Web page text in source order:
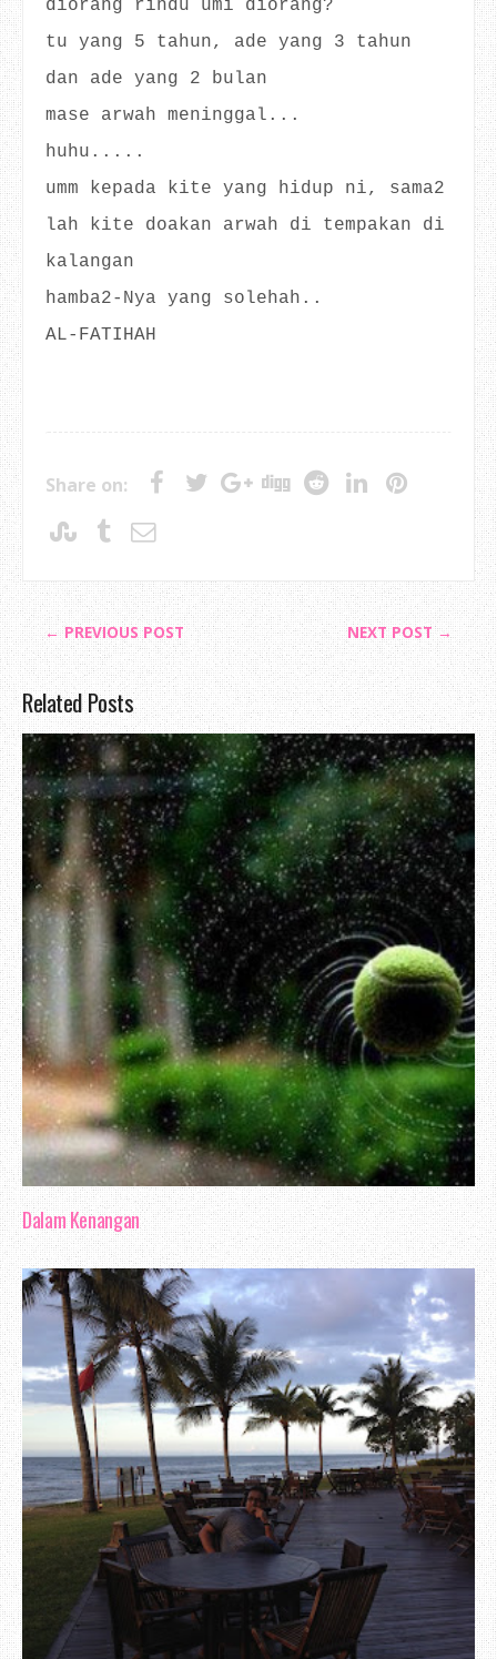
diorang rindu umi diorang?
tu yang 5 tahun, ade yang 3 tahun
dan ade yang 2 bulan
mase arwah meninggal...
huhu.....
umm kepada kite yang hidup ni, sama2
lah kite doakan arwah di tempakan di
kalangan
hamba2-Nya yang solehah..
AL-FATIHAH
Share on:
← PREVIOUS POST NEXT POST →
Related Posts
Dalam Kenangan